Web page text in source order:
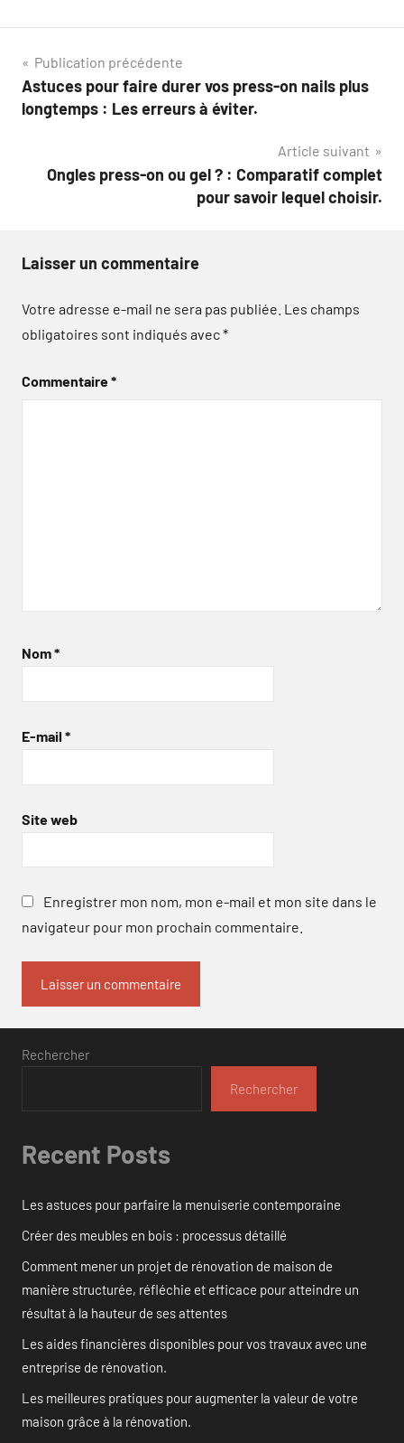
Navigation
de
Publication précédente
Astuces pour faire durer vos press-on nails plus
longtemps : Les erreurs à éviter.
Article suivant
Ongles press-on ou gel ? : Comparatif complet
pour savoir lequel choisir.
Laisser un commentaire
Votre adresse e-mail ne sera pas publiée. Les champs
obligatoires sont indiqués avec*
Commentaire*
Nom*
E-mail *
Site web
Enregistrer mon nom, mon e-mail et mon site dans le
navigateur pour mon prochain commentaire.
Rechercher
Rechercher
Recent Posts
Les astuces pour parfaire la menuiserie contemporaine
Créer des meubles en bois : processus détaillé
Comment mener un projet de rénovation de maison de
manière structurée, réfléchie et efficace pour atteindre un
résultat à la hauteur de ses attentes
Les aides financières disponibles pour vos travaux avec une
entreprise de rénovation.
Les meilleures pratiques pour augmenter la valeur de votre
maison grâce à la rénovation.